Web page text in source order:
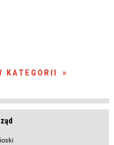
KATEGORII